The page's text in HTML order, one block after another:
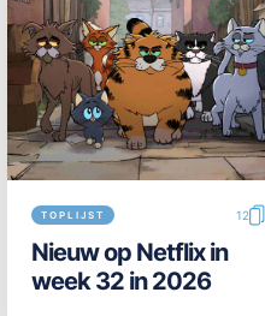
TOPLIJST 12
Nieuw op Netflix in
week 32 in 2026